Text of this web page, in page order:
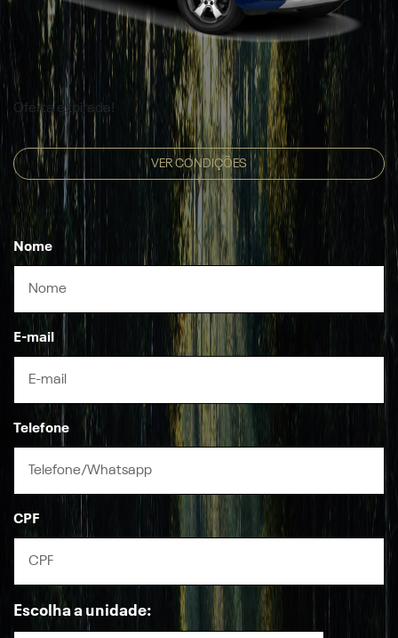
Oferta expirada!
VER CONDIÇÕES
Nome
E-mail
Telefone
CPF
Escolha a unidade: